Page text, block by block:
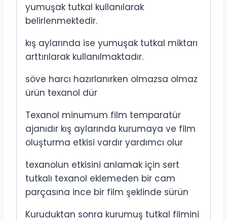
yumuşak tutkal kullanılarak
belirlenmektedir.
kış aylarında ise yumuşak tutkal miktarı
arttırılarak kullanılmaktadır.
söve harcı hazırlanırken olmazsa olmaz
ürün texanol dür
Texanol minumum film temparatür
ajanıdır kış aylarında kurumaya ve film
oluşturma etkisi vardır yardımcı olur
texanolun etkisini anlamak için sert
tutkalı texanol eklemeden bir cam
parçasına ince bir film şeklinde sürün
Kuruduktan sonra kurumuş tutkal filmini